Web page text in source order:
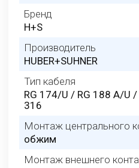
Бренд
H+S
Производитель
HUBER+SUHNER
Тип кабеля
RG 174/U / RG 188 A/U
316
Монтаж центрального
обжим
Монтаж внешнего